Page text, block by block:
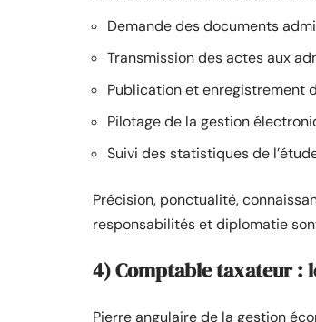
Demande des documents
Transmission des actes aux
Publication et enregistrement
Pilotage de la gestion
Suivi des statistiques de
Précision, ponctualité,
responsabilités et diplomatie
4) Comptable taxateur :
Pierre angulaire de la gestion